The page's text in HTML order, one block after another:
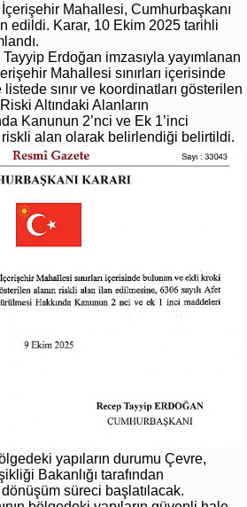
Mahallesi, Cumhurbaşkanı
edildi. Karar, 10 Ekim 2025 tarihli
Erdoğan imzasıyla yayımlanan
Mahallesi sınırları içerisinde
sınır ve koordinatları gösterilen
Altındaki Alanların
Kanunun 2’nci ve Ek 1’inci
riskli alan olarak belirlendiği belirtildi.
yapıların durumu Çevre,
Bakanlığı tarafından
süreci başlatılacak.